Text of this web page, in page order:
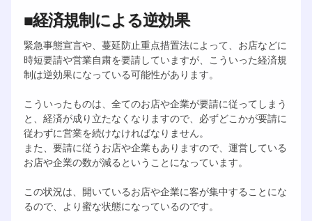
■経済規制による逆効果
緊急事態宣言や、蔓延防止重点措置法によって、お店などに
時短要請や営業自粛を要請していますが、こういった経済規
制は逆効果になっている可能性があります。
こういったものは、全てのお店や企業が要請に従ってしまう
と、経済が成り立たなくなりますので、必ずどこかが要請に
従わずに営業を続けなければなりません。
また、要請に従うお店や企業もありますので、運営している
お店や企業の数が減るということになっています。
この状況は、開いているお店や企業に客が集中することにな
るので、より蜜な状態になっているのです。